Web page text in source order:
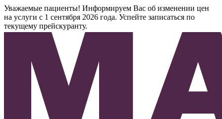
Уважаемые пациенты! Информируем Вас об изменении цен
на услуги с 1 сентября 2026 года. Успейте записаться по
текущему прейскуранту.